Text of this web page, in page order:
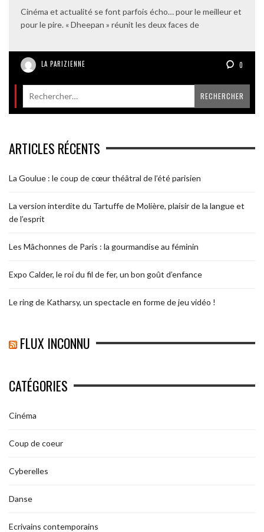
Cinéma et actualité se font parfois écho… pour le meilleur et
pour le pire. « Dheepan » réunit les deux faces de
LA PARIZIENNE 0
ARTICLES RÉCENTS
La Goulue : le coup de cœur théâtral de l’été parisien
La version interdite du Tartuffe de Molière, plaisir de la langue et
de l’esprit
Les Mâchonnes de Paris : la gourmandise au féminin
Expo Calder, le roi du fil de fer, un bon goût d’enfance
Le ring de Katharsy, un spectacle en forme de jeu vidéo !
FLUX INCONNU
CATÉGORIES
Cinéma
Coup de coeur
Cyberelles
Danse
Ecrivains contemporains